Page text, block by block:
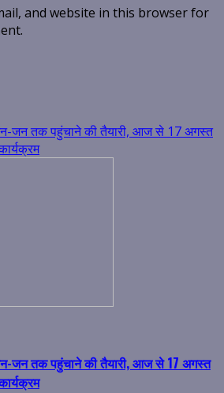
and website in this browser for
जन तक पहुंचाने की तैयारी, आज से 17 अगस्त
जन तक पहुंचाने की तैयारी, आज से 17 अगस्त